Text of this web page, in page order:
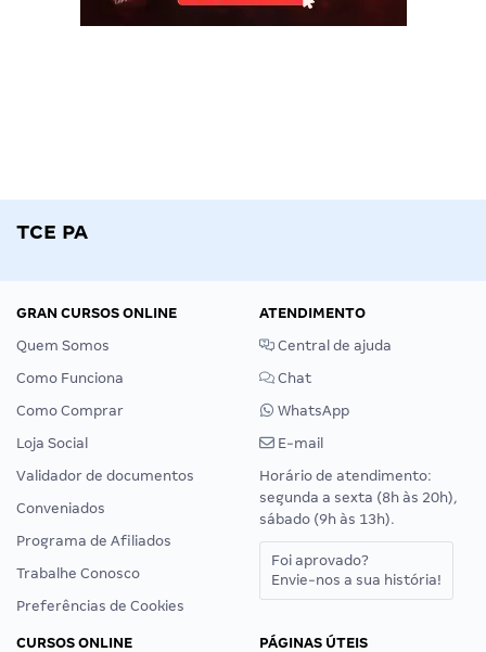
TCE PA
GRAN CURSOS ONLINE
Quem Somos
Como Funciona
Como Comprar
Loja Social
Validador de documentos
Conveniados
Programa de Afiliados
Trabalhe Conosco
Preferências de Cookies
ATENDIMENTO
Central de ajuda
Chat
WhatsApp
E-mail
Horário de atendimento:
segunda a sexta (8h às 20h),
sábado (9h às 13h).
Foi aprovado?
Envie-nos a sua história!
CURSOS ONLINE
PÁGINAS ÚTEIS